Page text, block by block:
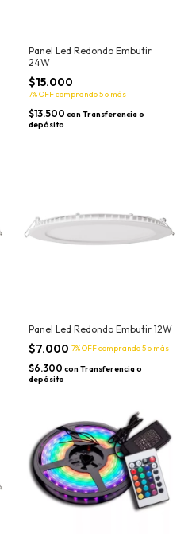
Panel Led Redondo Embutir
24W
$15.000
7% OFFcomprando 5 o más
$13.500 con Transferencia o
depósito
Panel Led Redondo Embutir 12W
$7.000 7% OFFcomprando 5 o más
$6.300 con Transferencia o
depósito